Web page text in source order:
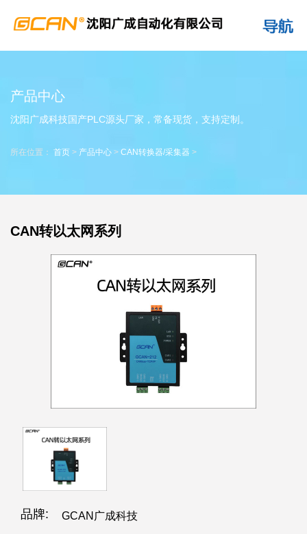
产品中心
沈阳广成科技国产PLC源头厂家，常备现货，支持定制。
所在位置： 首页 > 产品中心 > CAN转换器/采集器 >
CAN转以太网系列
品牌: GCAN广成科技